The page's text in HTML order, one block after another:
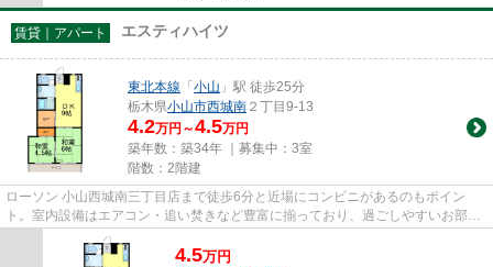
賃貸｜アパート エスティハイツ
東北本線 「小山 」駅 徒歩25分
栃木県小山市西城南 ２丁目9-13
4.2万円～4.5万円
築年数：築34年 ｜募集中： 3室
階数：2階建
ローソン 小山西城南三丁目店まで徒歩6分と近場にコンビニがあるのもポイン
ト。室内設備はエアコン・追い焚きなど豊富に揃っており、過ごしやすいお部屋
になっております。こちらの物...
4.5万円